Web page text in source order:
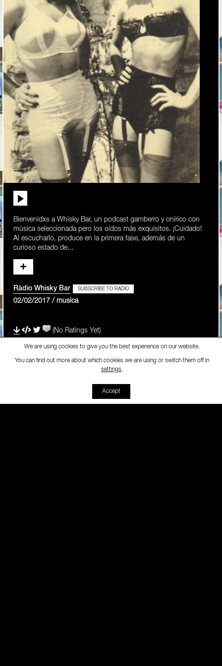
Bienvenidxs a Whisky Bar, un podcast gamberro y onírico con
música seleccionada pero los oídos más exquisitos. ¡Cuidado!
Al escucharlo, produce en la primera fase, además de un
curioso estado de...
Ràdio Whisky Bar SUBSCRIBE TO RADIO
02/02/2017 / musica
(No Ratings Yet)
Ràdio Whisky Bar - 1.
We are using cookies to give you the best experience on our website.
You can find out more about which cookies we are using or switch them off in
settings.
Accept